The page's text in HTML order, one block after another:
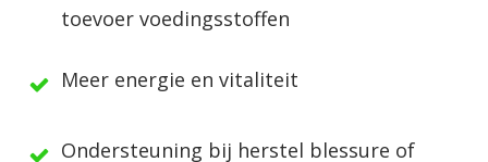
toevoer voedingsstoffen
Meer energie en vitaliteit
Ondersteuning bij herstel blessure of